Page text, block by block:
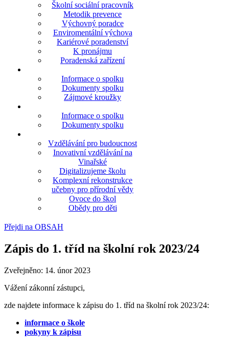
Školní sociální pracovník
Metodik prevence
Výchovný poradce
Enviromentální výchova
Kariérové poradenství
K pronájmu
Poradenská zařízení
Informace o spolku
Dokumenty spolku
Zájmové kroužky
Informace o spolku
Dokumenty spolku
Vzdělávání pro budoucnost
Inovativní vzdělávání na
Vinařské
Digitalizujeme školu
Komplexní rekonstrukce
učebny pro přírodní vědy
Ovoce do škol
Obědy pro děti
Přejdi na OBSAH
Zápis do 1. tříd na školní rok 2023/24
Zveřejněno: 14. únor 2023
Vážení zákonní zástupci,
zde najdete informace k zápisu do 1. tříd na školní rok 2023/24:
informace o škole
pokyny k zápisu